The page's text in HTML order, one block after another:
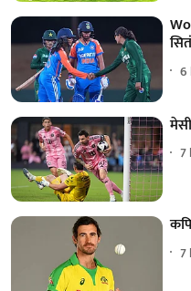
6
7
7